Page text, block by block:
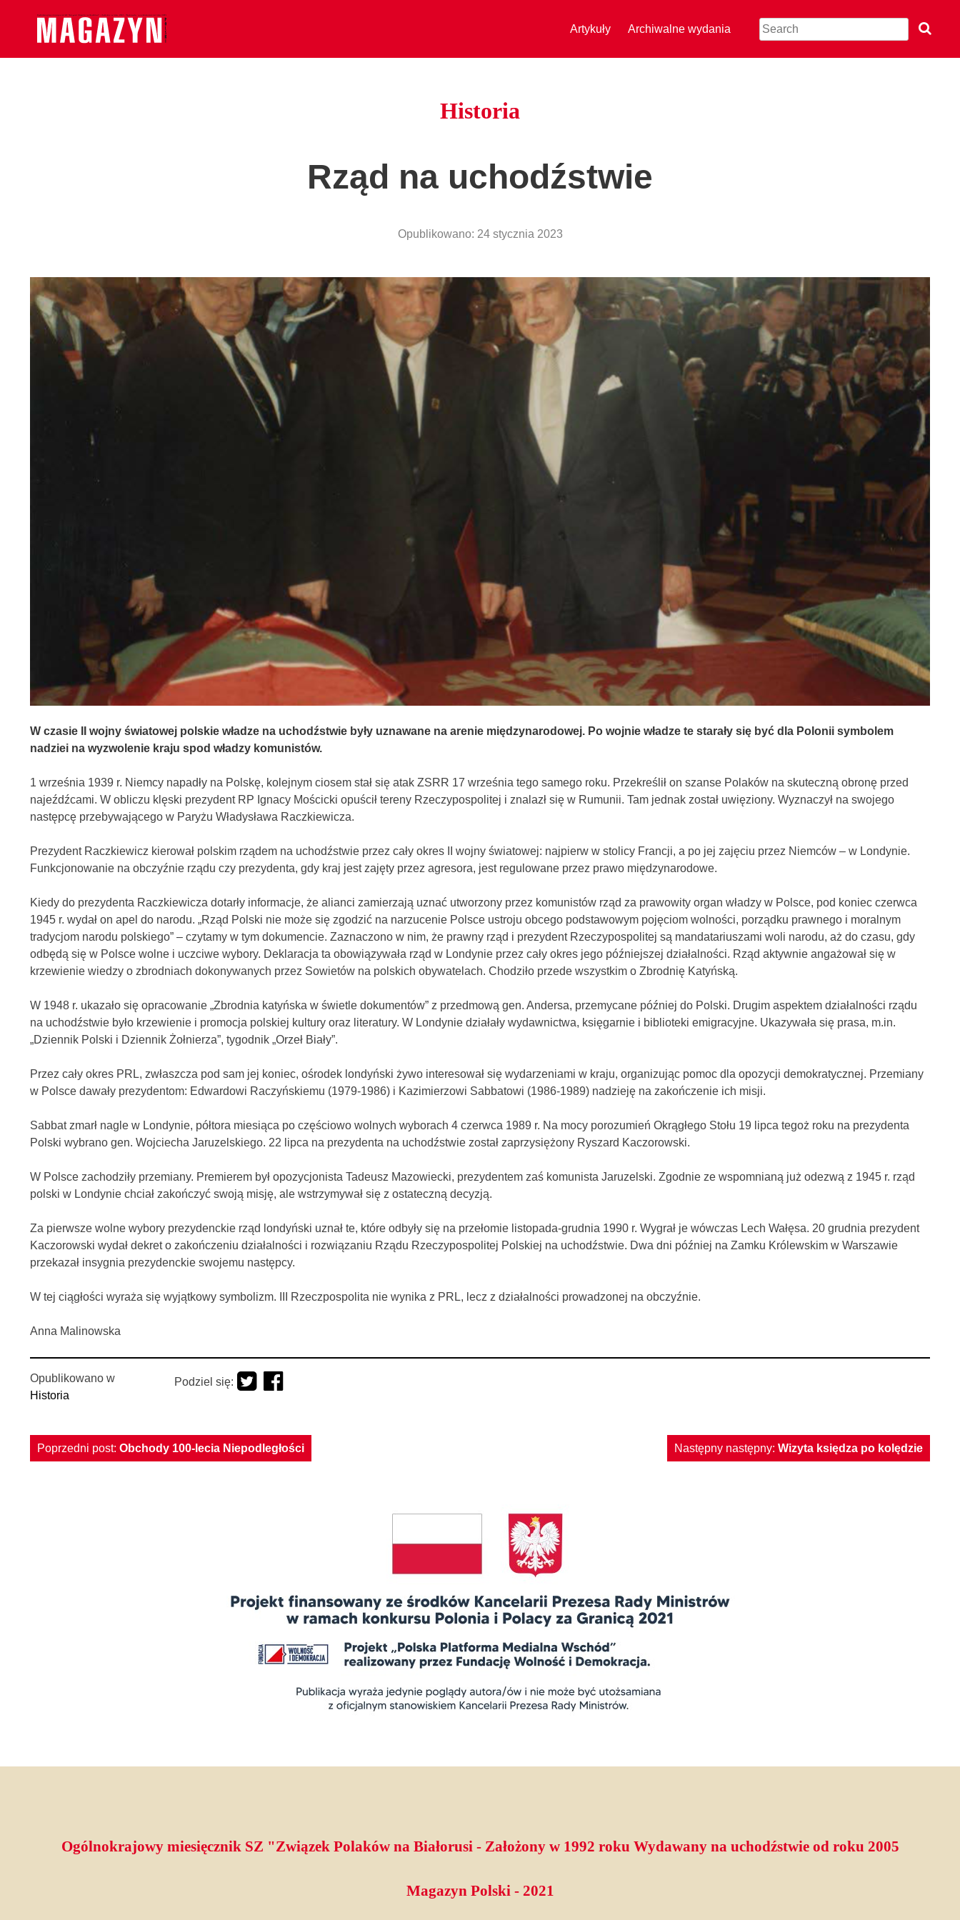
Artykuły Archiwalne wydania
Historia
Rząd na uchodźstwie
Opublikowano: 24 stycznia 2023
W czasie II wojny światowej polskie władze na uchodźstwie były uznawane na arenie międzynarodowej. Po wojnie władze te starały się być dla Polonii symbolem
nadziei na wyzwolenie kraju spod władzy komunistów.
1 września 1939 r. Niemcy napadły na Polskę, kolejnym ciosem stał się atak ZSRR 17 września tego samego roku. Przekreślił on szanse Polaków na skuteczną obronę przed
najeźdźcami. W obliczu klęski prezydent RP Ignacy Mościcki opuścił tereny Rzeczypospolitej i znalazł się w Rumunii. Tam jednak został uwięziony. Wyznaczył na swojego
następcę przebywającego w Paryżu Władysława Raczkiewicza.
Prezydent Raczkiewicz kierował polskim rządem na uchodźstwie przez cały okres II wojny światowej: najpierw w stolicy Francji, a po jej zajęciu przez Niemców – w Londynie.
Funkcjonowanie na obczyźnie rządu czy prezydenta, gdy kraj jest zajęty przez agresora, jest regulowane przez prawo międzynarodowe.
Kiedy do prezydenta Raczkiewicza dotarły informacje, że alianci zamierzają uznać utworzony przez komunistów rząd za prawowity organ władzy w Polsce, pod koniec czerwca
1945 r. wydał on apel do narodu. „Rząd Polski nie może się zgodzić na narzucenie Polsce ustroju obcego podstawowym pojęciom wolności, porządku prawnego i moralnym
tradycjom narodu polskiego” – czytamy w tym dokumencie. Zaznaczono w nim, że prawny rząd i prezydent Rzeczypospolitej są mandatariuszami woli narodu, aż do czasu, gdy
odbędą się w Polsce wolne i uczciwe wybory. Deklaracja ta obowiązywała rząd w Londynie przez cały okres jego późniejszej działalności. Rząd aktywnie angażował się w
krzewienie wiedzy o zbrodniach dokonywanych przez Sowietów na polskich obywatelach. Chodziło przede wszystkim o Zbrodnię Katyńską.
W 1948 r. ukazało się opracowanie „Zbrodnia katyńska w świetle dokumentów” z przedmową gen. Andersa, przemycane później do Polski. Drugim aspektem działalności rządu
na uchodźstwie było krzewienie i promocja polskiej kultury oraz literatury. W Londynie działały wydawnictwa, księgarnie i biblioteki emigracyjne. Ukazywała się prasa, m.in.
„Dziennik Polski i Dziennik Żołnierza”, tygodnik „Orzeł Biały”.
Przez cały okres PRL, zwłaszcza pod sam jej koniec, ośrodek londyński żywo interesował się wydarzeniami w kraju, organizując pomoc dla opozycji demokratycznej. Przemiany
w Polsce dawały prezydentom: Edwardowi Raczyńskiemu (1979-1986) i Kazimierzowi Sabbatowi (1986-1989) nadzieję na zakończenie ich misji.
Sabbat zmarł nagle w Londynie, półtora miesiąca po częściowo wolnych wyborach 4 czerwca 1989 r. Na mocy porozumień Okrągłego Stołu 19 lipca tegoż roku na prezydenta
Polski wybrano gen. Wojciecha Jaruzelskiego. 22 lipca na prezydenta na uchodźstwie został zaprzysiężony Ryszard Kaczorowski.
W Polsce zachodziły przemiany. Premierem był opozycjonista Tadeusz Mazowiecki, prezydentem zaś komunista Jaruzelski. Zgodnie ze wspomnianą już odezwą z 1945 r. rząd
polski w Londynie chciał zakończyć swoją misję, ale wstrzymywał się z ostateczną decyzją.
Za pierwsze wolne wybory prezydenckie rząd londyński uznał te, które odbyły się na przełomie listopada-grudnia 1990 r. Wygrał je wówczas Lech Wałęsa. 20 grudnia prezydent
Kaczorowski wydał dekret o zakończeniu działalności i rozwiązaniu Rządu Rzeczypospolitej Polskiej na uchodźstwie. Dwa dni później na Zamku Królewskim w Warszawie
przekazał insygnia prezydenckie swojemu następcy.
W tej ciągłości wyraża się wyjątkowy symbolizm. III Rzeczpospolita nie wynika z PRL, lecz z działalności prowadzonej na obczyźnie.
Anna Malinowska
Opublikowano w
Historia
Podziel się:
Nawigacja
wpisu
Poprzedni post: Obchody 100-lecia Niepodległości Następny następny: Wizyta księdza po kolędzie
Ogólnokrajowy miesięcznik SZ "Związek Polaków na Białorusi - Założony w 1992 roku Wydawany na uchodźstwie od roku 2005
Magazyn Polski - 2021